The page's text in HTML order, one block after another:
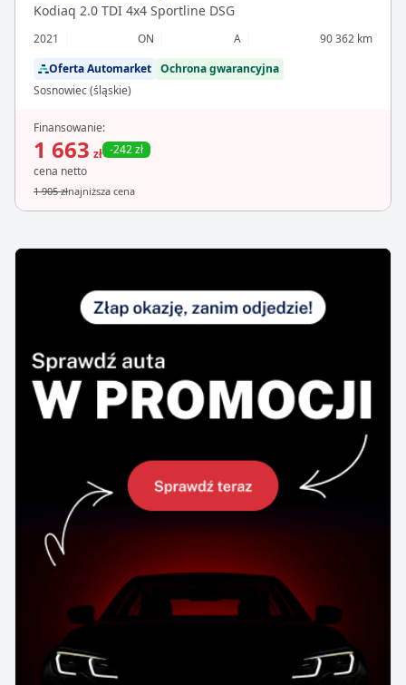
Kodiaq 2.0 TDI 4x4 Sportline DSG
2021 ON A
90 362 km
Oferta Automarket Ochrona gwarancyjna
Sosnowiec (śląskie)
Finansowanie:
1 663 zł -242 zł
cena netto
1 905 złnajniższa cena